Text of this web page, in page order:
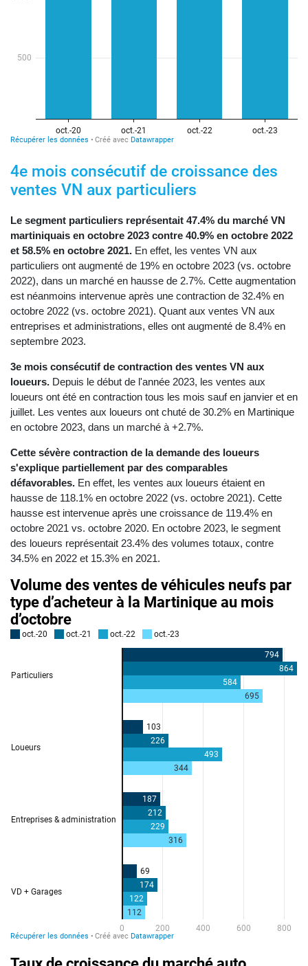
4e mois consécutif de croissance des
ventes VN aux particuliers
Le segment particuliers représentait 47.4% du marché VN
martiniquais en octobre 2023 contre 40.9% en octobre 2022
et 58.5% en octobre 2021. En effet, les ventes VN aux
particuliers ont augmenté de 19% en octobre 2023 (vs. octobre
2022), dans un marché en hausse de 2.7%. Cette augmentation
est néanmoins intervenue après une contraction de 32.4% en
octobre 2022 (vs. octobre 2021). Quant aux ventes VN aux
entreprises et administrations, elles ont augmenté de 8.4% en
septembre 2023.
3e mois consécutif de contraction des ventes VN aux
loueurs. Depuis le début de l'année 2023, les ventes aux
loueurs ont été en contraction tous les mois sauf en janvier et en
juillet. Les ventes aux loueurs ont chuté de 30.2% en Martinique
en octobre 2023, dans un marché à +2.7%.
Cette sévère contraction de la demande des loueurs
s'explique partiellement par des comparables
défavorables. En effet, les ventes aux loueurs étaient en
hausse de 118.1% en octobre 2022 (vs. octobre 2021). Cette
hausse est intervenue après une croissance de 119.4% en
octobre 2021 vs. octobre 2020. En octobre 2023, le segment
des loueurs représentait 23.4% des volumes totaux, contre
34.5% en 2022 et 15.3% en 2021.